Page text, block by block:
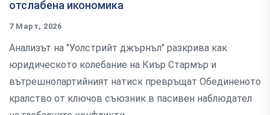
отслабена икономика
7 Март, 2026
Анализът на "Уолстрийт джърнъл" разкрива как
юридическото колебание на Киър Стармър и
вътрешнопартийният натиск превръщат Обединеното
кралство от ключов съюзник в пасивен наблюдател